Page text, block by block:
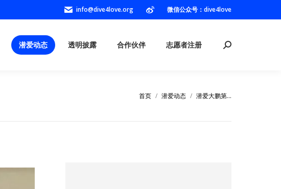
info@dive4love.org 微信公众号：dive4love
潜爱动态 透明披露 合作伙伴 志愿者注册
您在这里：
首页 潜爱动态 潜爱大鹏第…
潜爱动态 透明披露 合作伙伴 志愿者注册